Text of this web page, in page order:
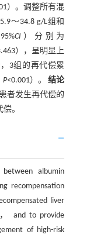
）。调整所有混
～34.8 g/L组和
CI ）分别为
），呈明显上
3组的再代偿累
P<0.001）。结论
者发生再代偿的
。
albumin
recompensation
liver
and to provide
of high-risk